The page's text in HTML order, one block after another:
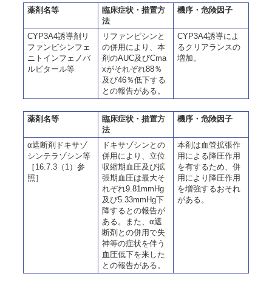
薬剤名等
臨床症状・措置方
法
機序・危険因子
CYP3A4誘導剤リ
ファンピシンフェ
ニトインフェノバ
ルビタール等
リファンピシンと
の併用により、本
剤のAUC及びCma
xがそれぞれ88％
及び46％低下する
との報告がある。
CYP3A4誘導によ
るクリアランスの
増加。
薬剤名等
臨床症状・措置方
法
機序・危険因子
α遮断剤ドキサゾ
シンテラゾシン等
［16.7.3（1）参
照］
ドキサゾシンとの
併用により、立位
収縮期血圧及び拡
張期血圧は最大そ
れぞれ9.81mmHg
及び5.33mmHg下
降するとの報告が
ある。また、α遮
断剤との併用で失
神等の症状を伴う
血圧低下を来した
との報告がある。
本剤は血管拡張作
用による降圧作用
を有するため、併
用により降圧作用
を増強するおそれ
がある。